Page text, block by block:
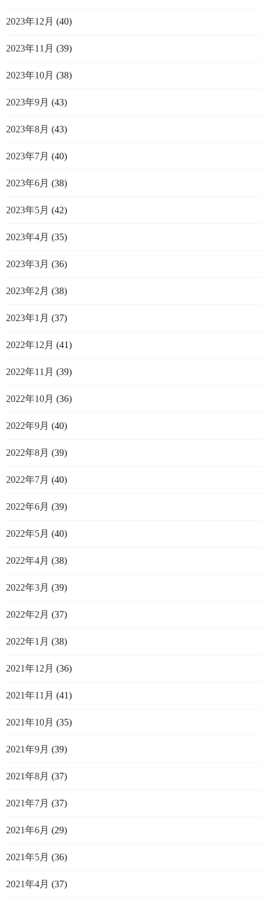
2023年12月 (40)
2023年11月 (39)
2023年10月 (38)
2023年9月 (43)
2023年8月 (43)
2023年7月 (40)
2023年6月 (38)
2023年5月 (42)
2023年4月 (35)
2023年3月 (36)
2023年2月 (38)
2023年1月 (37)
2022年12月 (41)
2022年11月 (39)
2022年10月 (36)
2022年9月 (40)
2022年8月 (39)
2022年7月 (40)
2022年6月 (39)
2022年5月 (40)
2022年4月 (38)
2022年3月 (39)
2022年2月 (37)
2022年1月 (38)
2021年12月 (36)
2021年11月 (41)
2021年10月 (35)
2021年9月 (39)
2021年8月 (37)
2021年7月 (37)
2021年6月 (29)
2021年5月 (36)
2021年4月 (37)